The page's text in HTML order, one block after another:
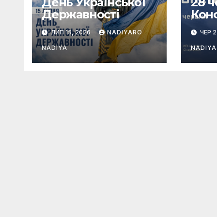
Державності
ЛИП 15, 2026 NADIYARO
NADIYA
ЧЕР
NADIYA